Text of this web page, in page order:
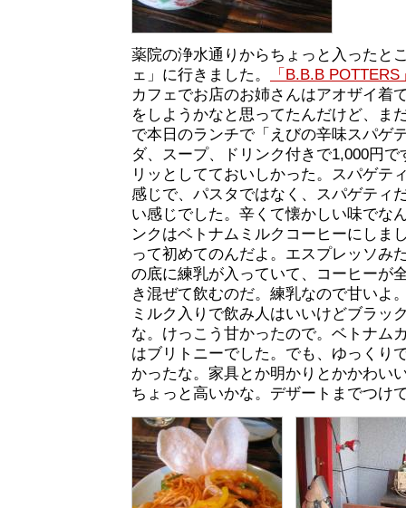
薬院の浄水通りからちょっと入ったと
ェ」に行きました。
「B.B.B POTTERS
カフェでお店のお姉さんはアオザイ着
をしようかなと思ってたんだけど、ま
で本日のランチで「えびの辛味スパゲ
ダ、スープ、ドリンク付きで1,000円
リッとしてておいしかった。スパゲテ
感じで、パスタではなく、スパゲティ
い感じでした。辛くて懐かしい味でな
ンクはベトナムミルクコーヒーにしま
って初めてのんだよ。エスプレッソみ
の底に練乳が入っていて、コーヒーが
き混ぜて飲むのだ。練乳なので甘いよ
ミルク入りで飲み人はいいけどブラッ
な。けっこう甘かったので。ベトナム
はブリトニーでした。でも、ゆっくり
かったな。家具とか明かりとかかわい
ちょっと高いかな。デザートまでつけ